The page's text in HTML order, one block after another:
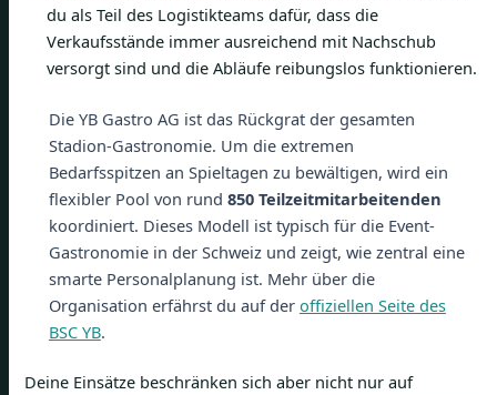
du als Teil des Logistikteams dafür, dass die
Verkaufsstände immer ausreichend mit Nachschub
versorgt sind und die Abläufe reibungslos funktionieren.
Die YB Gastro AG ist das Rückgrat der gesamten
Stadion-Gastronomie. Um die extremen
Bedarfsspitzen an Spieltagen zu bewältigen, wird ein
flexibler Pool von rund 850 Teilzeitmitarbeitenden
koordiniert. Dieses Modell ist typisch für die Event-
Gastronomie in der Schweiz und zeigt, wie zentral eine
smarte Personalplanung ist. Mehr über die
Organisation erfährst du auf der offiziellen Seite des
BSC YB.
Deine Einsätze beschränken sich aber nicht nur auf